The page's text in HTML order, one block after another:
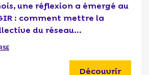
une réflexion a émergé au
: comment mettre la
du réseau...
Découvrir